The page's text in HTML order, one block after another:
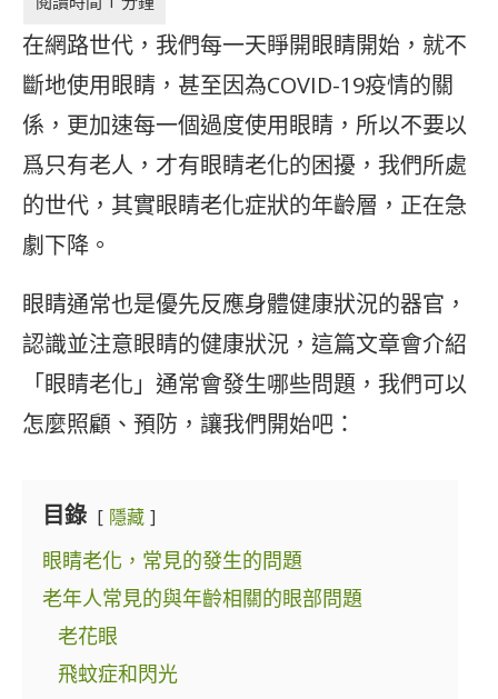
在網路世代，我們每一天睜開眼睛開始，就不
斷地使用眼睛，甚至因為COVID-19疫情的關
係，更加速每一個過度使用眼睛，所以不要以
爲只有老人，才有眼睛老化的困擾，我們所處
的世代，其實眼睛老化症狀的年齡層，正在急
劇下降。
眼睛通常也是優先反應身體健康狀況的器官，
認識並注意眼睛的健康狀況，這篇文章會介紹
「眼睛老化」通常會發生哪些問題，我們可以
怎麼照顧、預防，讓我們開始吧：
目錄 隱藏
眼睛老化，常見的發生的問題
老年人常見的與年齡相關的眼部問題
老花眼
飛蚊症和閃光